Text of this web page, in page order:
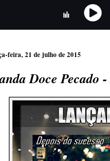
feira, 21 de julho de 2015
Doce Pecado